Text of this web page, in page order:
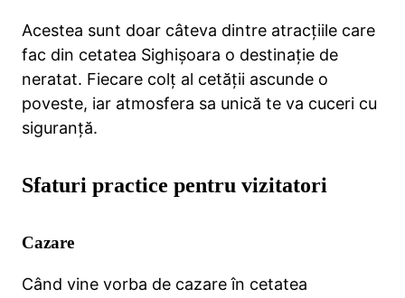
Acestea sunt doar câteva dintre atracțiile care
fac din cetatea Sighișoara o destinație de
neratat. Fiecare colț al cetății ascunde o
poveste, iar atmosfera sa unică te va cuceri cu
siguranță.
Sfaturi practice pentru vizitatori
Cazare
Când vine vorba de cazare în cetatea